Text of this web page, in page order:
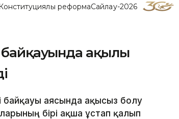
Конституциялық реформаСайлау-2026
байқауында ақылы
байқауы аясында ақысыз болу
бірі ақша ұстап қалып